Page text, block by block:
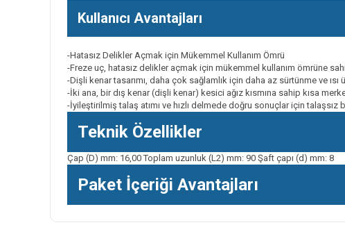
Kullanıcı Avantajları
-Hatasız Delikler Açmak için Mükemmel Kullanım Ömrü
-Freze uç, hatasız delikler açmak için mükemmel kullanım ömrüne
-Dişli kenar tasarımı, daha çok sağlamlık için daha az sürtünme ve ısı
-İki ana, bir dış kenar (dişli kenar) kesici ağız kısmına sahip kısa
-İyileştirilmiş talaş atımı ve hızlı delmede doğru sonuçlar için talaşsız
Teknik Özellikler
Çap (D) mm: 16,00 Toplam uzunluk (L2) mm: 90 Şaft çapı (d) mm: 8
Paket İçeriği Avantajları